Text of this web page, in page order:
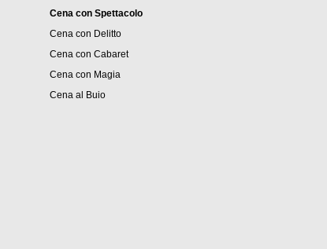
Cena con Spettacolo
Cena con Delitto
Cena con Cabaret
Cena con Magia
Cena al Buio